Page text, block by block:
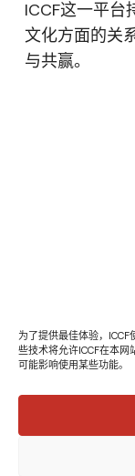
为了提供最佳体验，
些技术将允许ICCF在本
可能影响使用某些功能。
ICCF这一平台
文化方面的关
与共赢。